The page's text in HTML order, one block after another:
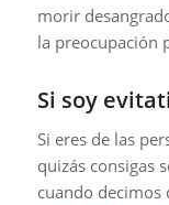
morir
la preocupación
Si soy
Si eres de las
quizás consigas
cuando decimos